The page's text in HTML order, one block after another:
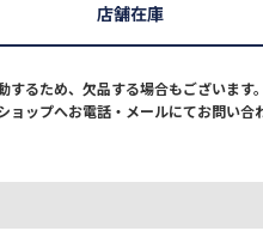
するため、欠品する場合もございます
ョップへお電話・メールにてお問い合
店舗在庫